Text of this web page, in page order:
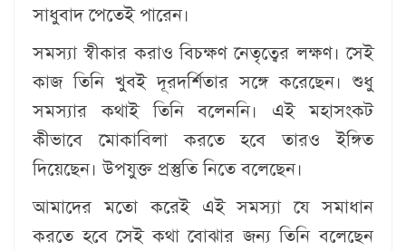
সাধুবাদ পেতেই পারেন।
সমস্যা স্বীকার করাও বিচক্ষণ নেতৃত্বের লক্ষণ। সেই
কাজ তিনি খুবই দূরদর্শিতার সঙ্গে করেছেন। শুধু
সমস্যার কথাই তিনি বলেননি। এই মহাসংকট
কীভাবে মোকাবিলা করতে হবে তারও ইঙ্গিত
দিয়েছেন। উপযুক্ত প্রস্তুতি নিতে বলেছেন।
আমাদের মতো করেই এই সমস্যা যে সমাধান
করতে হবে সেই কথা বোঝার জন্য তিনি বলেছেন